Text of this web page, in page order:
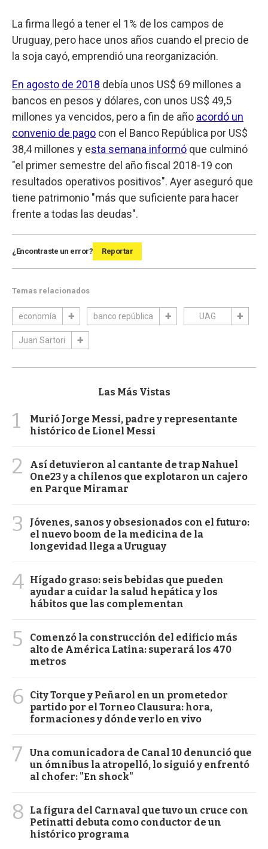
La firma llegó a tener el 1% de los campos de
Uruguay, pero hace unos años cuando el precio de
la soja cayó, emprendió una reorganización.
En agosto de 2018 debía unos US$ 69 millones a
bancos en pesos y dólares, con unos US$ 49,5
millones ya vencidos, pero a fin de año acordó un
convenio de pago con el Banco República por US$
38,4 millones y esta semana informó que culminó
"el primer semestre del año fiscal 2018-19 con
resultados operativos positivos". Ayer aseguró que
tiene patrimonio "más que suficiente para hacer
frente a todas las deudas".
¿Encontraste un error? Reportar
Temas relacionados
economía banco república UAG
Juan Sartori
Las Más Vistas
1
Murió Jorge Messi, padre y representante
histórico de Lionel Messi
2
Así detuvieron al cantante de trap Nahuel
One23 y a chilenos que explotaron un cajero
en Parque Miramar
3
Jóvenes, sanos y obsesionados con el futuro:
el nuevo boom de la medicina de la
longevidad llega a Uruguay
4 Hígado graso: seis bebidas que pueden
ayudar a cuidar la salud hepática y los
hábitos que las complementan
5
Comenzó la construcción del edificio más
alto de América Latina: superará los 470
metros
6
City Torque y Peñarol en un prometedor
partido por el Torneo Clausura: hora,
formaciones y dónde verlo en vivo
7
Una comunicadora de Canal 10 denunció que
un ómnibus la atropelló, lo siguió y enfrentó
al chofer: "En shock"
8
La figura del Carnaval que tuvo un cruce con
Petinatti debuta como conductor de un
histórico programa